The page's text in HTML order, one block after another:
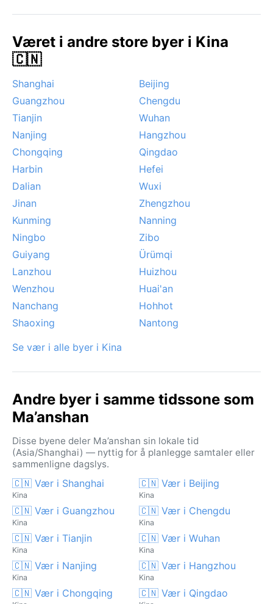
behagelige og luftfuktigheten lavere. Sommeren kan
tyfoner som bringer ekstra nedbør og vind. Tåke er
vanlig langs Yangtze om vinteren og tidlig vår, noe
Ekstreme værhendelser er sjeldne, men kraftig regn
kan føre til lokale oversvømmelser. For den
værinteresserte gir Ma’anshan et klassisk eksempel
på østkinesisk subtropisk klima med tydelige
årstidsskifter og en fuktig sommer som setter sitt
preg på opplevelsen.
Været i andre store byer i Kina
🇨🇳
Shanghai
Beijing
Guangzhou
Chengdu
Tianjin
Wuhan
Nanjing
Hangzhou
Chongqing
Qingdao
Harbin
Hefei
Dalian
Wuxi
Jinan
Zhengzhou
Kunming
Nanning
Ningbo
Zibo
Guiyang
Ürümqi
Lanzhou
Huizhou
Wenzhou
Huai'an
Nanchang
Hohhot
Shaoxing
Nantong
Se vær i alle byer i Kina
Andre byer i samme tidssone som
Ma’anshan
Disse byene deler Ma’anshan sin lokale tid
(Asia/Shanghai) — nyttig for å planlegge samtaler eller
sammenligne dagslys.
🇨🇳 Vær i Shanghai
Kina
🇨🇳 Vær i Beijing
Kina
🇨🇳 Vær i Guangzhou
Kina
🇨🇳 Vær i Chengdu
Kina
🇨🇳 Vær i Tianjin
Kina
🇨🇳 Vær i Wuhan
Kina
🇨🇳 Vær i Nanjing
Kina
🇨🇳 Vær i Hangzhou
Kina
🇨🇳 Vær i Chongqing 🇨🇳 Vær i Qingdao